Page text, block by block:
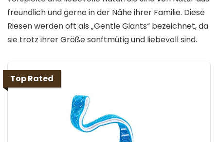
freundlich und gerne in der Nähe ihrer Familie. Diese
Riesen werden oft als „Gentle Giants“ bezeichnet, da
sie trotz ihrer Größe sanftmütig und liebevoll sind.
Top Rated